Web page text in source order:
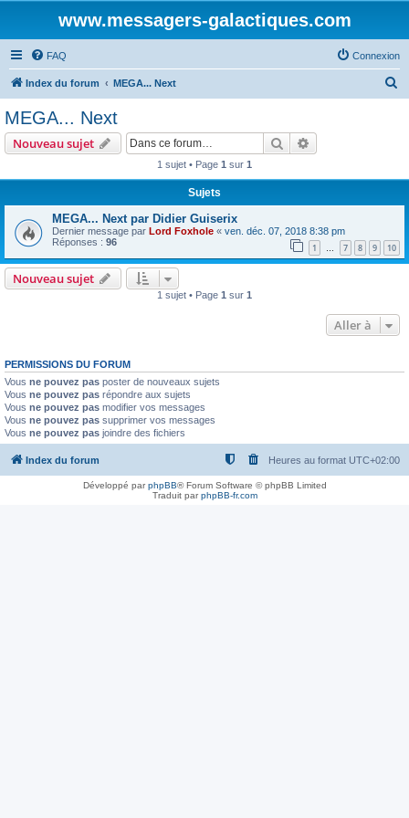
www.messagers-galactiques.com
FAQ Connexion
Index du forum MEGA... Next
e
MEGA... Next
Nouveau sujet Rechercher
1 sujet • Page 1 sur 1
Sujets
MEGA... Next par Didier Guiserix
Dernier message par Lord Foxhole « ven. déc. 07, 2018 8:38 pm
Réponses : 96 1 … 7 8 9 10
Nouveau sujet
1 sujet • Page 1 sur 1
Aller à
PERMISSIONS DU FORUM
Vous ne pouvez pas poster de nouveaux sujets
Vous ne pouvez pas répondre aux sujets
Vous ne pouvez pas modifier vos messages
Vous ne pouvez pas supprimer vos messages
Vous ne pouvez pas joindre des fichiers
Index du forum Heures au format UTC+02:00
Développé parphpBB® Forum Software © phpBB Limited
Traduit parphpBB-fr.com